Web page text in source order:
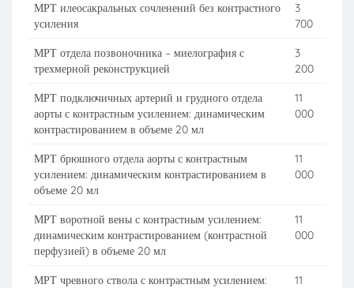
МРТ илеосакральных сочленений без контрастного
усиления
3
700
МРТ отдела позвоночника – миелография с
трехмерной реконструкцией
3
200
МРТ подключичных артерий и грудного отдела
аорты с контрастным усилением: динамическим
контрастированием в объеме 20 мл
11
000
МРТ брюшного отдела аорты с контрастным
усилением: динамическим контрастированием в
объеме 20 мл
11
000
МРТ воротной вены с контрастным усилением:
динамическим контрастированием (контрастной
перфузией) в объеме 20 мл
11
000
МРТ чревного ствола с контрастным усилением:
11